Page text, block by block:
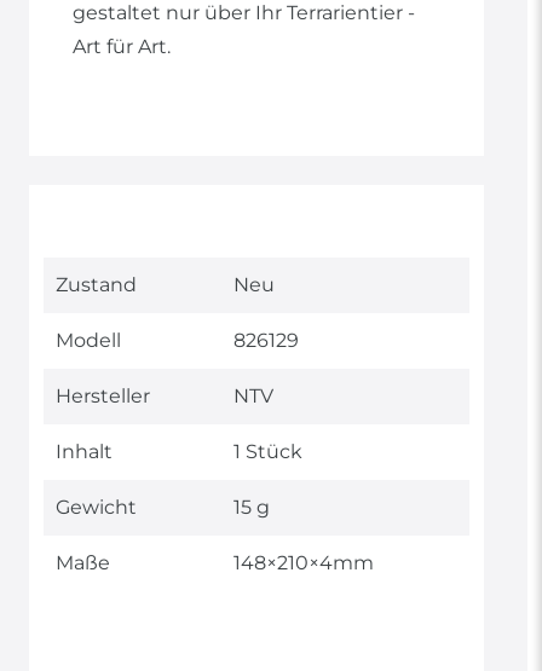
gestaltet nur über Ihr Terrarientier -
Art für Art.
Technisches
Wert
Zustand Neu
Modell 826129
Hersteller NTV
Inhalt 1 Stück
Gewicht 15 g
Maße 148×210×4mm